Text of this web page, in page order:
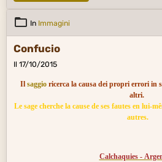
In Immagini
Confucio
Il 17/10/2015
Il saggio ricerca la causa dei propri errori in
altri.
Le sage cherche la cause de ses fautes en lui-
autres.
Calchaquies -